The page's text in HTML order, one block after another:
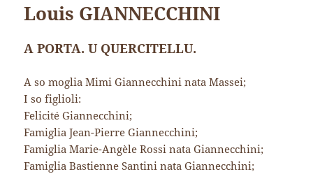
Louis GIANNECCHINI
A PORTA. U QUERCITELLU.
A so moglia Mimi Giannecchini nata Massei;
I so figlioli:
Felicité Giannecchini;
Famiglia Jean-Pierre Giannecchini;
Famiglia Marie-Angèle Rossi nata Giannecchini;
Famiglia Bastienne Santini nata Giannecchini;